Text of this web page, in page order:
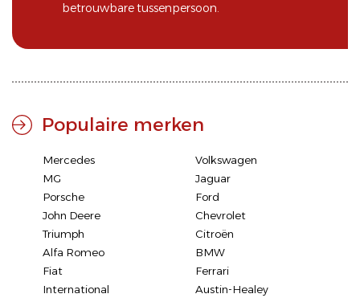
betrouwbare tussenpersoon.
Populaire merken
Mercedes
Volkswagen
MG
Jaguar
Porsche
Ford
John Deere
Chevrolet
Triumph
Citroën
Alfa Romeo
BMW
Fiat
Ferrari
International
Austin-Healey